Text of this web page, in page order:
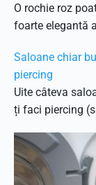
O rochie roz
foarte elegantă
Saloane chiar
piercing
Uite câteva
ți faci piercing